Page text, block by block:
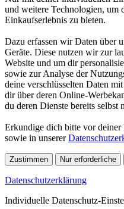
und weitere Technologien, um
Einkaufserlebnis zu bieten.
Dazu erfassen wir Daten über
Geräte. Diese nutzen wir zur
Website und um dir
sowie zur Analyse der
deine verschlüsselten Daten
dir über deren Online-
du deren Dienste bereits selbst
Erkundige dich bitte vor
sowie in unserer
Zustimmen Nur erforderliche
Datenschutzerklärung
Individuelle Datenschutz-